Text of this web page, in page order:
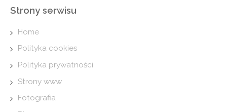
Strony serwisu
Home
Polityka cookies
Polityka prywatności
Strony www
Fotografia